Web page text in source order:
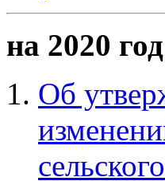
на 2020 год
Об